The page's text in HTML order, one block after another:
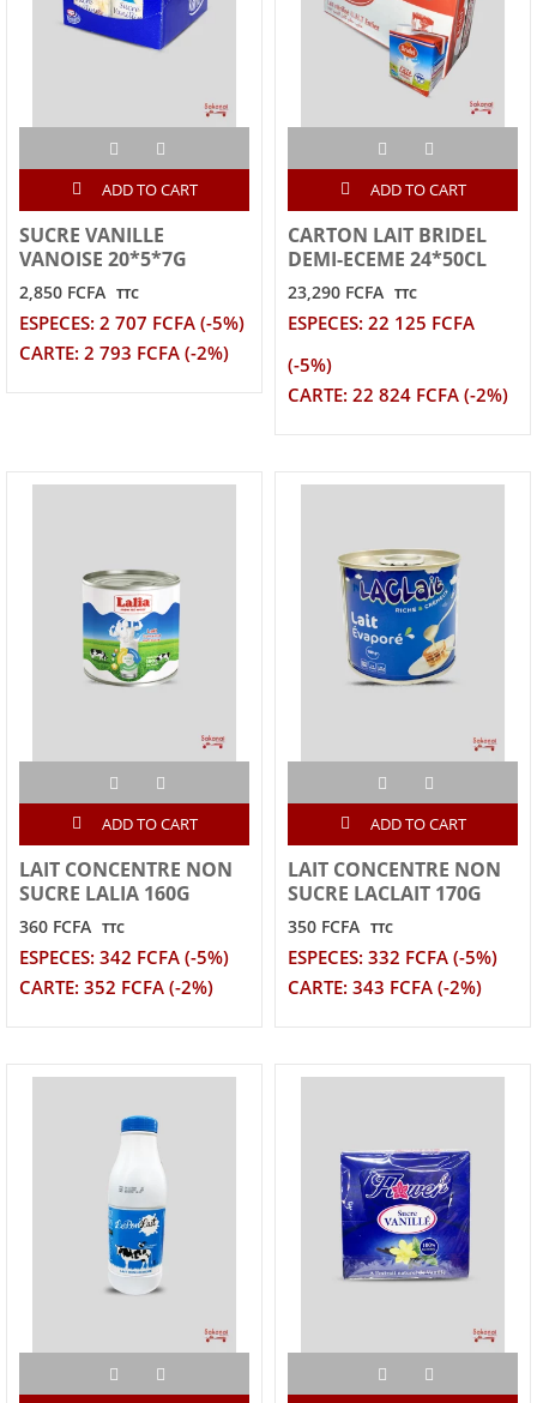
ADD TO CART
SUCRE VANILLE
VANOISE 20*5*7G
2,850 FCFA TTC
ESPECES: 2 707 FCFA (-5%)
CARTE: 2 793 FCFA (-2%)
ADD TO CART
CARTON LAIT BRIDEL
DEMI-ECEME 24*50CL
23,290 FCFA TTC
ESPECES: 22 125 FCFA
(-5%)
CARTE: 22 824 FCFA (-2%)
ADD TO CART
LAIT CONCENTRE NON
SUCRE LALIA 160G
360 FCFA TTC
ESPECES: 342 FCFA (-5%)
CARTE: 352 FCFA (-2%)
ADD TO CART
LAIT CONCENTRE NON
SUCRE LACLAIT 170G
350 FCFA TTC
ESPECES: 332 FCFA (-5%)
CARTE: 343 FCFA (-2%)